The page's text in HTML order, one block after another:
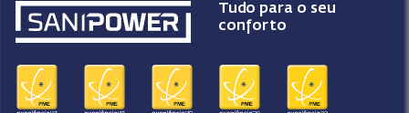
Tudo para o seu
conforto